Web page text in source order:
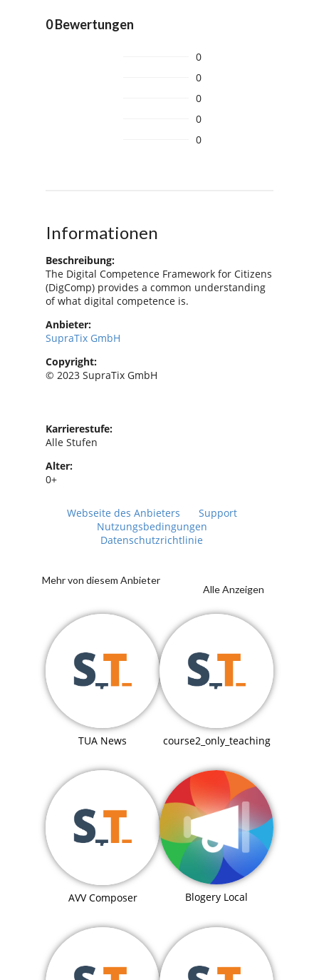
0 Bewertungen
0
0
0
0
0
Informationen
Beschreibung:
The Digital Competence Framework for Citizens
(DigComp) provides a common understanding
of what digital competence is.
Anbieter:
SupraTix GmbH
Copyright:
© 2023 SupraTix GmbH
Karrierestufe:
Alle Stufen
Alter:
0+
Webseite des Anbieters
Support
Nutzungsbedingungen
Datenschutzrichtlinie
Mehr von diesem Anbieter
Alle Anzeigen
TUA News course2_only_teaching
AVV Composer Blogery Local